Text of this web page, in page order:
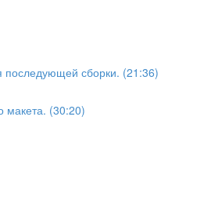
последующей сборки. (21:36)
макета. (30:20)